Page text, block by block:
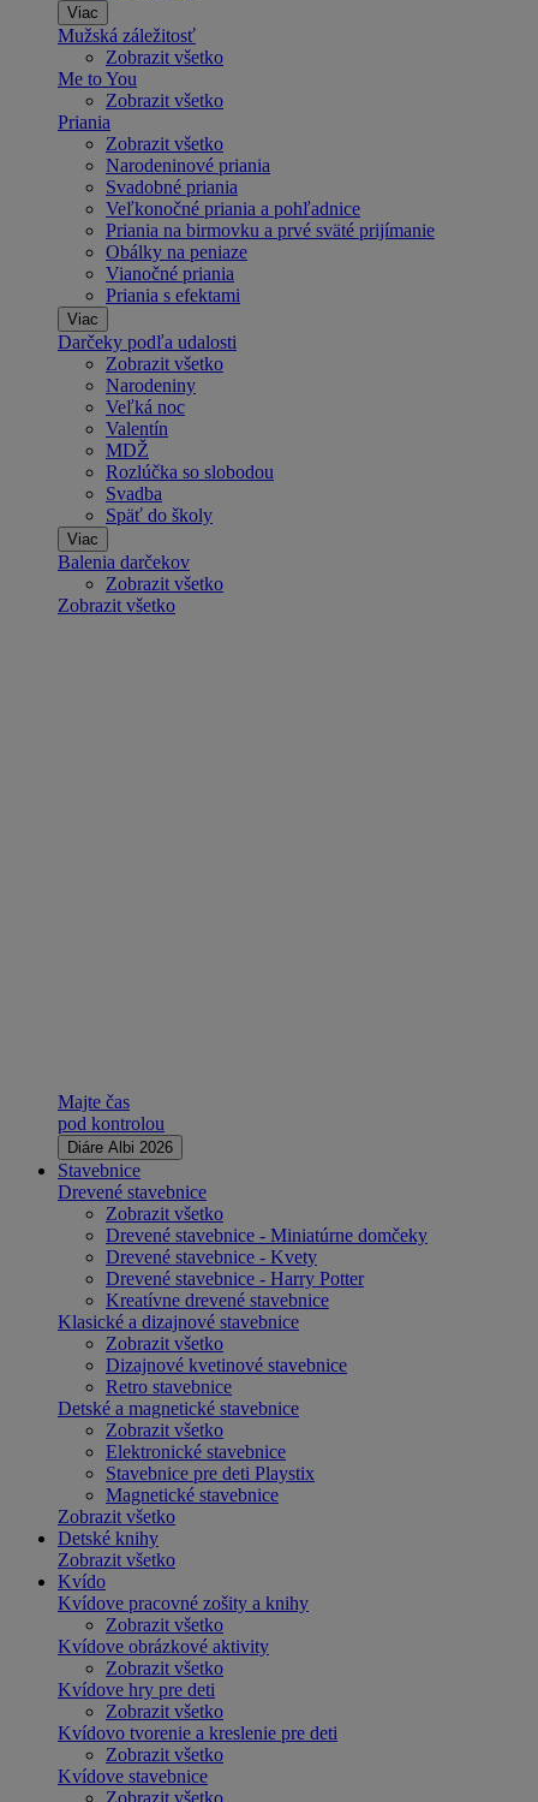
Viac
Mužská záležitosť
Zobrazit všetko
Me to You
Zobrazit všetko
Priania
Zobrazit všetko
Narodeninové priania
Svadobné priania
Veľkonočné priania a pohľadnice
Priania na birmovku a prvé sväté prijímanie
Obálky na peniaze
Vianočné priania
Priania s efektami
Viac
Darčeky podľa udalosti
Zobrazit všetko
Narodeniny
Veľká noc
Valentín
MDŽ
Rozlúčka so slobodou
Svadba
Späť do školy
Viac
Balenia darčekov
Zobrazit všetko
Zobrazit všetko
Majte čas
pod kontrolou
Diáre Albi 2026
Stavebnice
Drevené stavebnice
Zobrazit všetko
Drevené stavebnice - Miniatúrne domčeky
Drevené stavebnice - Kvety
Drevené stavebnice - Harry Potter
Kreatívne drevené stavebnice
Klasické a dizajnové stavebnice
Zobrazit všetko
Dizajnové kvetinové stavebnice
Retro stavebnice
Detské a magnetické stavebnice
Zobrazit všetko
Elektronické stavebnice
Stavebnice pre deti Playstix
Magnetické stavebnice
Zobrazit všetko
Detské knihy
Zobrazit všetko
Kvído
Kvídove pracovné zošity a knihy
Zobrazit všetko
Kvídove obrázkové aktivity
Zobrazit všetko
Kvídove hry pre deti
Zobrazit všetko
Kvídovo tvorenie a kreslenie pre deti
Zobrazit všetko
Kvídove stavebnice
Zobrazit všetko